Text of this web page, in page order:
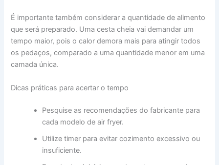
É importante também considerar a quantidade de alimento
que será preparado. Uma cesta cheia vai demandar um
tempo maior, pois o calor demora mais para atingir todos
os pedaços, comparado a uma quantidade menor em uma
camada única.
Dicas práticas para acertar o tempo
Pesquise as recomendações do fabricante para
cada modelo de air fryer.
Utilize timer para evitar cozimento excessivo ou
insuficiente.